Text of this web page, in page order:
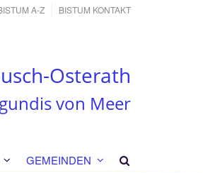
A-Z BISTUM KONTAKT
Osterath
von Meer
GEMEINDEN